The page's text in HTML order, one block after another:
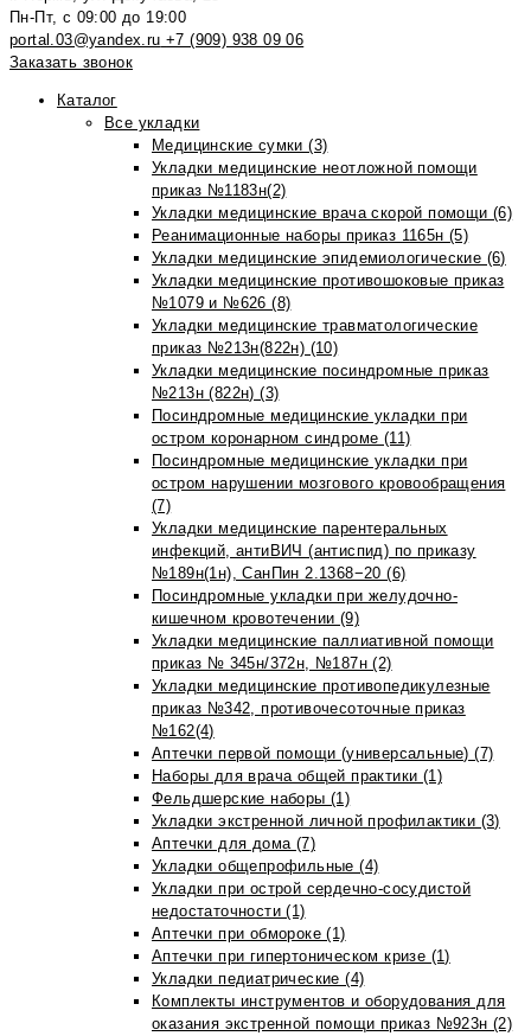
Пн-Пт, с 09:00 до 19:00
portal.03@yandex.ru +7 (909) 938 09 06
Заказать звонок
Каталог
Все укладки
Медицинские сумки (3)
Укладки медицинские неотложной помощи
приказ №1183н(2)
Укладки медицинские врача скорой помощи (6)
Реанимационные наборы приказ 1165н (5)
Укладки медицинские эпидемиологические (6)
Укладки медицинские противошоковые приказ
№1079 и №626 (8)
Укладки медицинские травматологические
приказ №213н(822н) (10)
Укладки медицинские посиндромные приказ
№213н (822н) (3)
Посиндромные медицинские укладки при
остром коронарном синдроме (11)
Посиндромные медицинские укладки при
остром нарушении мозгового кровообращения
(7)
Укладки медицинские парентеральных
инфекций, антиВИЧ (антиспид) по приказу
№189н(1н), СанПин 2.1368−20 (6)
Посиндромные укладки при желудочно-
кишечном кровотечении (9)
Укладки медицинские паллиативной помощи
приказ № 345н/372н, №187н (2)
Укладки медицинские противопедикулезные
приказ №342, противочесоточные приказ
№162(4)
Аптечки первой помощи (универсальные) (7)
Наборы для врача общей практики (1)
Фельдшерские наборы (1)
Укладки экстренной личной профилактики (3)
Аптечки для дома (7)
Укладки общепрофильные (4)
Укладки при острой сердечно-сосудистой
недостаточности (1)
Аптечки при обмороке (1)
Аптечки при гипертоническом кризе (1)
Укладки педиатрические (4)
Комплекты инструментов и оборудования для
оказания экстренной помощи приказ №923н (2)